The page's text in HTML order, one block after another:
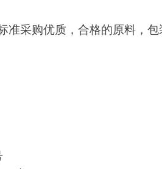
准采购优质，合格的原料，